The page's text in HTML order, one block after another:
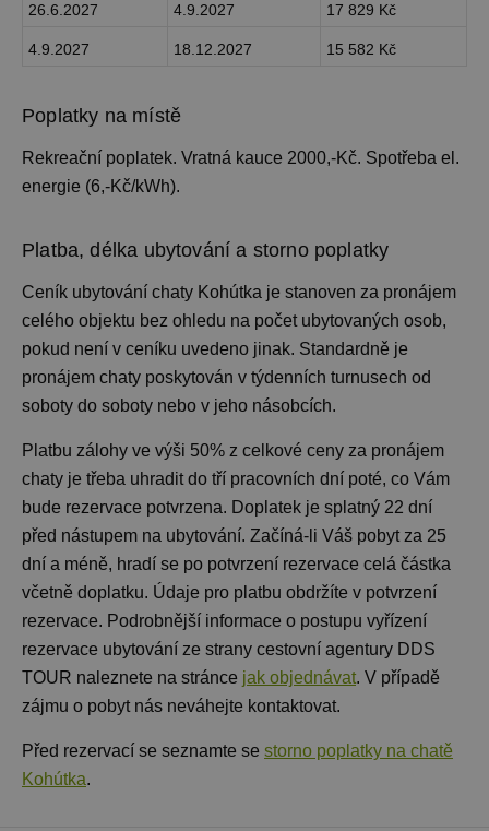
26.6.2027 4.9.2027 17 829 Kč
4.9.2027 18.12.2027 15 582 Kč
Poplatky na místě
Rekreační poplatek. Vratná kauce 2000,-Kč. Spotřeba el.
energie (6,-Kč/kWh).
Platba, délka ubytování a storno poplatky
Ceník ubytování chaty Kohútka je stanoven za pronájem
celého objektu bez ohledu na počet ubytovaných osob,
pokud není v ceníku uvedeno jinak. Standardně je
pronájem chaty poskytován v týdenních turnusech od
soboty do soboty nebo v jeho násobcích.
Platbu zálohy ve výši 50% z celkové ceny za pronájem
chaty je třeba uhradit do tří pracovních dní poté, co Vám
bude rezervace potvrzena. Doplatek je splatný 22 dní
před nástupem na ubytování. Začíná-li Váš pobyt za 25
dní a méně, hradí se po potvrzení rezervace celá částka
včetně doplatku. Údaje pro platbu obdržíte v potvrzení
rezervace. Podrobnější informace o postupu vyřízení
rezervace ubytování ze strany cestovní agentury DDS
TOUR naleznete na stránce jak objednávat. V případě
zájmu o pobyt nás neváhejte kontaktovat.
Před rezervací se seznamte se storno poplatky na chatě
Kohútka.